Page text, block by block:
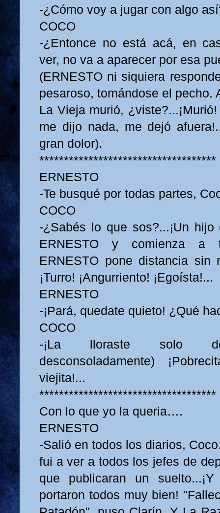
-¿Cómo voy a jugar con algo
COCO
-¿Entonce no está acá, en
ver, no va a aparecer por esa
(ERNESTO ni siquiera
pesaroso, tomándose el pecho.
La Vieja murió,
me dijo nada, me dejó
gran dolor).
************************************
ERNESTO
-Te busqué por todas partes,
COCO
-¿Sabés lo que sos?...¡Un
ERNESTO y comienza a
ERNESTO pone distancia sin
¡Turro! ¡Angurriento! ¡Egoísta!...
ERNESTO
-¡Pará, quedate quieto! ¿Qué
COCO
-¡La lloraste solo
desconsoladamente)
viejita!...
************************************
Con lo que yo la queria….
ERNESTO
-Salió en todos los diarios,
fui a ver a todos los jefes de
que publicaran un
portaron todos muy bien!